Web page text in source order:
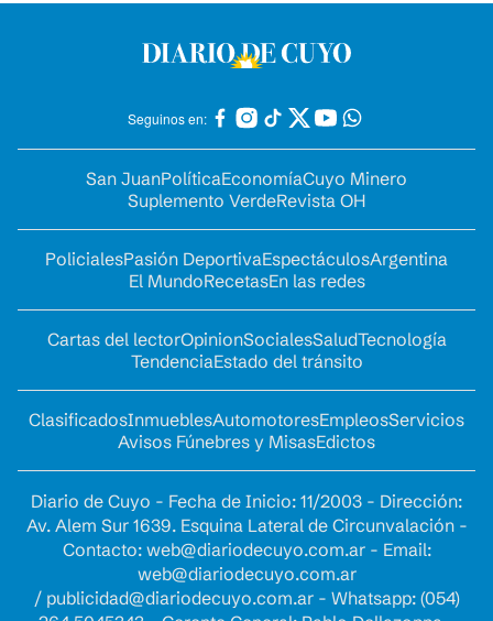
Seguinos en:
San JuanPolíticaEconomíaCuyo Minero
Suplemento VerdeRevista OH
PolicialesPasión DeportivaEspectáculosArgentina
El MundoRecetasEn las redes
Cartas del lectorOpinionSocialesSaludTecnología
TendenciaEstado del tránsito
ClasificadosInmueblesAutomotoresEmpleosServicios
Avisos Fúnebres y MisasEdictos
Diario de Cuyo - Fecha de Inicio: 11/2003 - Dirección:
Av. Alem Sur 1639. Esquina Lateral de Circunvalación -
Contacto: web@diariodecuyo.com.ar- Email:
web@diariodecuyo.com.ar
/ publicidad@diariodecuyo.com.ar- Whatsapp: (054)